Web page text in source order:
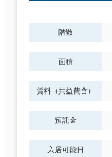
階数
面積
賃料（共益費含）
預託金
入居可能日